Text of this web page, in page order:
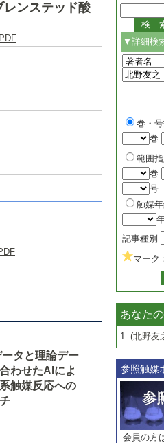
レンステッド酸
PDF
タと理論デー
わせたAIによ
触媒反応への
▼詳細検
巻・
巻
範囲
巻
号
触媒
記事種別
マーク
あなた
1. (北野友
参照触媒
会員の方